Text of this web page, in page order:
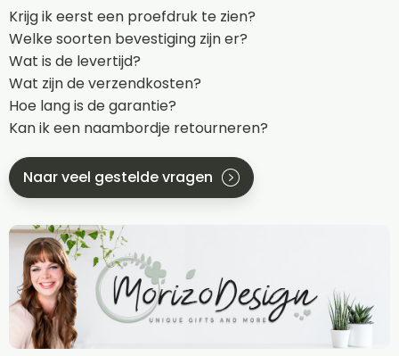
Krijg ik eerst een proefdruk te zien?
Welke soorten bevestiging zijn er?
Wat is de levertijd?
Wat zijn de verzendkosten?
Hoe lang is de garantie?
Kan ik een naambordje retourneren?
Naar veel gestelde vragen